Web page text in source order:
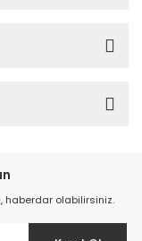
haberdar olabilirsiniz.